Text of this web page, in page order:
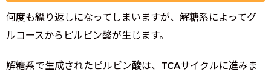
何度も繰り返しになってしまいますが、解糖系によってグ
ルコースからピルビン酸が生じます。
解糖系で生成されたピルビン酸は、TCAサイクルに進みま